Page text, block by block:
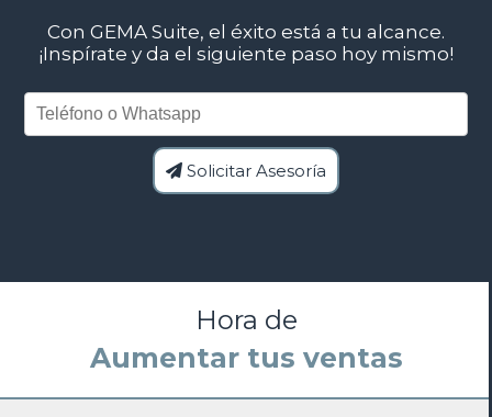
Con GEMA Suite, el éxito está a tu alcance.
¡Inspírate y da el siguiente paso hoy mismo!
Solicitar Asesoría
Hora de
Mejorar tus cierres